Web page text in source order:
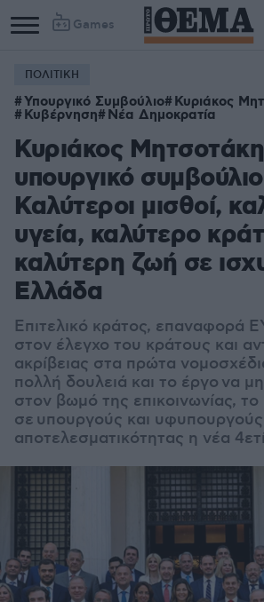
Games
ΠΟΛΙΤΙΚΗ
Υπουργικό Συμβούλιο Κυριάκος
Κυβέρνηση Νέα Δημοκρατία
Κυριάκος
υπουργικό
Καλύτεροι μισθοί,
υγεία, καλύτερο
καλύτερη ζωή σε
Ελλάδα
Επιτελικό κράτος,
στον έλεγχο του κράτους και
ακρίβειας στα πρώτα
πολλή δουλειά και το έργο να
στον βωμό της επικοινωνίας,
σε υπουργούς και
αποτελεσματικότητας η νέα